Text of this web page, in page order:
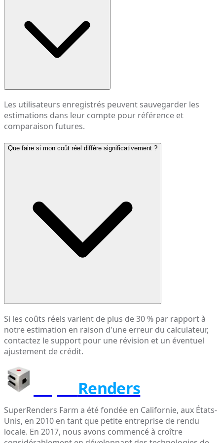
Les utilisateurs enregistrés peuvent sauvegarder les
estimations dans leur compte pour référence et
comparaison futures.
Que faire si mon coût réel diffère significativement ?
Si les coûts réels varient de plus de 30 % par rapport à
notre estimation en raison d'une erreur du calculateur,
contactez le support pour une révision et un éventuel
ajustement de crédit.
Renders
SuperRenders Farm a été fondée en Californie, aux États-
Unis, en 2010 en tant que petite entreprise de rendu
locale. En 2017, nous avons commencé à croître